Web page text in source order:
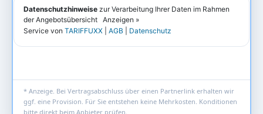
* Anzeige. Bei Vertragsabschluss über einen Partnerlink erhalten wir
ggf. eine Provision. Für Sie entstehen keine Mehrkosten. Konditionen
bitte direkt beim Anbieter prüfen.